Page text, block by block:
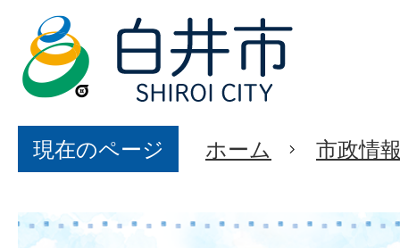
現在のページ ホーム 市政情